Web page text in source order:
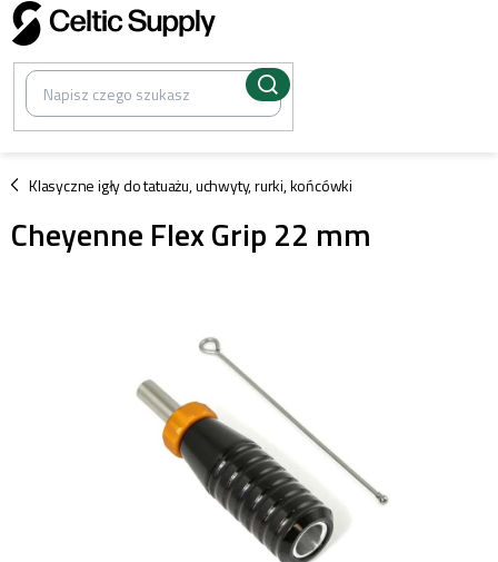
Przejść
do
treści
Klasyczne igły do tatuażu, uchwyty, rurki, końcówki
/
Cheyenne Flex Grip 22 mm